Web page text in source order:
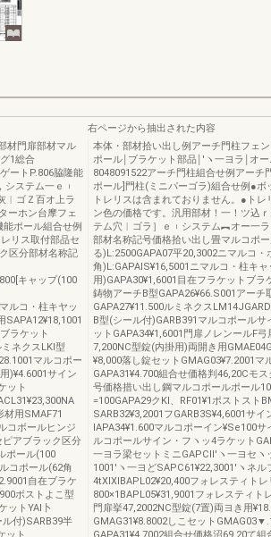
材門扉部材マル
1総合
ートP.806脇隆能
ステム一ｅ︲
︱ゴＺ百オ上ラ
ーホン台摩フェ
ポール組合せ例
リス取付部品セ
区分部材名称記
キャップ(100
ルコ・柱キヤッ
ラケット
ネクスLKl型
マルコポー
)¥4.6001サイン
ット
用SMAF71
コボールヒンジ
ピアブラック区分
ポール(100
コポール(62角
自在ブラケ
ボストよこ型
ットYAl卜
付)SARB39半
右ページから抽出された内容
本体・部材拾い出し例アーチ門柱フェ
ポール￨ブラケット部品￨′ヽ一ヨラ￨オ
8048091522アーチ門柱組合せ例アーチ
ポール]門柱(ミニパーゴラ)組合せ例●ボ
トレリスは含まれておりません。●ト
ン色の価格です。汎用部材！一！ツ込
テム穴︱ゴラ］ｅ︲システム︻オー一
部材名称記号価格拾い出し畳マルコポ
る)L:2500GAPA07平20,3002ニマルコ・
角)L:GAPAlS¥16,5001ニマルコ・柱キャ
用)GAPA30¥1,6001目在フラケットブラ
鋳物アーチB型GAPA26¥66.S001アーチ
GAPA27¥11.500ルミネクス
B型(シール付)GARB391マルコポール
ットGAPA34¥1,6001門扉ノレンールF
7,200NC型錠(内掛用)両開き用
¥8,000落し錠セットGMAG03¥7.2001マ
GAPA31¥4.700組合せ価格判46,20Cモ
号価格措い出し鋼マルコポールポール
=100GAPA29クKl、RF01¥1ポストスト
SARB32¥3,2001フGARB3S¥4,6001サイ
IAPA34¥1.600マルコポーイン¥Se100サ
ルコポールサイン・フヽッ4ラケット
一ヨラ梁セットミニGAPCll′ヽ一ヨセヽ
1001′ヽ一ヨどSAPC61¥22,3001′ヽネ
4tXIXlBAPL02¥20,400フォレスティトレ
800×1BAPL05¥31,9001フォレスティト
門扉挙47,2002NC型錠(7置)両ヨき用
GMAG31¥8.8002しこセット